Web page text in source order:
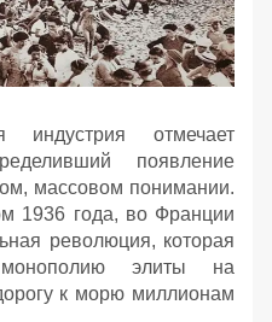
индустрия отмечает
появление
массовом понимании.
1936 года, во Франции
революция, которая
элиты на
к морю миллионам